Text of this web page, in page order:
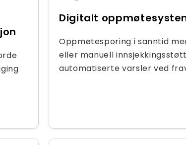
Digitalt
Oppmøtesporing i sanntid
eller manuell
automatiserte varsler ved